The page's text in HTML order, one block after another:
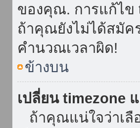
ของคุณ. การแก้ไข
ถ้าคุณยังไม่ได้สมั
คำนวณเวลาผิด!
ข้างบน
เปลี่ยน timezone
ถ้าคุณแน่ใจว่าเลื